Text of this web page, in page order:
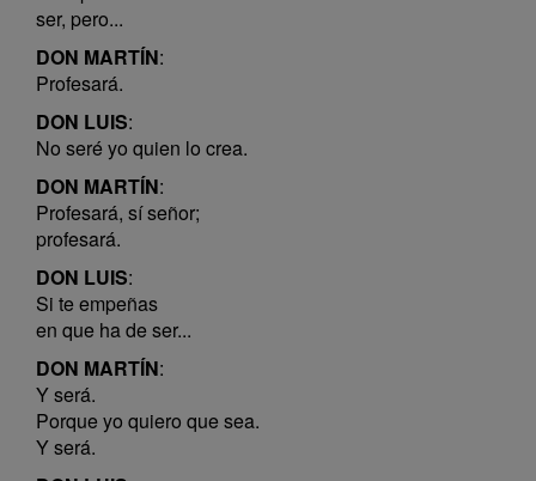
ser, pero...
DON MARTÍN:
Profesará.
DON LUIS:
No seré yo quien lo crea.
DON MARTÍN:
Profesará, sí señor;
profesará.
DON LUIS:
Si te empeñas
en que ha de ser...
DON MARTÍN:
Y será.
Porque yo quiero que sea.
Y será.